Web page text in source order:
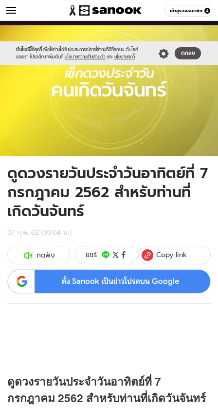
เข้าสู่ระบบสมาชิก
ดูดวง หมวดอื่นๆ
เว็บไซต์นี้ใช้คุกกี้ เพื่อให้ท่านได้รับประสบการณ์การใช้งานที่ดีที่สุดบน เว็บไซต์
ของเรา โปรดศึกษาเพิ่มเติมที่ นโยบายความเป็นส่วนตัว และ นโยบายคุกกี้
ตกลง
//s.isanook.com/sr/0/images/logo-
new-
sanook.png
//s.isanook.com/ho/0/ud/fxd/day/monday.jpg
ดูดวงรายวันประจำวันอาทิตย์ที่ 7
กรกฎาคม 2562 สำหรับท่านที่
เกิดวันจันทร์
07 ก.ค. 62 (00:04 น.)
กดฟัง แชร์ Copy link
ตั้ง Sanook เป็นข่าวโปรดบน Google
ดูดวงรายวันประจำวันอาทิตย์ที่ 7
กรกฎาคม 2562 สำหรับท่านที่เกิดวันจันทร์